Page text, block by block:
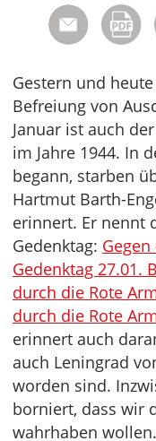
Gestern und
Befreiung von
Januar ist auch
im Jahre 1944. In
begann, starben
Hartmut Barth-
erinnert. Er nennt
Gedenktag:
Gedenktag 27.01.
durch die Rote
durch die Rote
erinnert auch
auch Leningrad
worden sind.
borniert, dass wir
wahrhaben